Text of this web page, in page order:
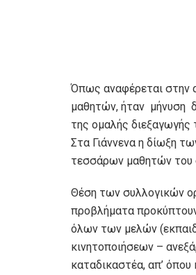
Όπως αναφέρεται στην
μαθητών, ήταν μήνυση
της ομαλής διεξαγωγής
Στα Γιάννενα η δίωξη
τεσσάρων μαθητών του
Θέση των συλλογικών
προβλήματα
όλων των μελών
κινητοποιήσεων –
καταδικαστέα, απ’